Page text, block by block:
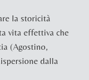
la storicità
vita effettiva che
(Agostino,
dalla